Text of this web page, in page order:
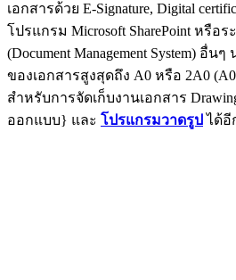
เอกสารด้วย E-Signature, Digital
โปรแกรม Microsoft SharePoint หรือ
(Document Management System) อื่
ของเอกสารสูงสุดถึง A0 หรือ 2A0
สำหรับการจัดเก็บงานเอกสาร
ออกแบบ} และ โปรแกรมวาดรูป ได้อี